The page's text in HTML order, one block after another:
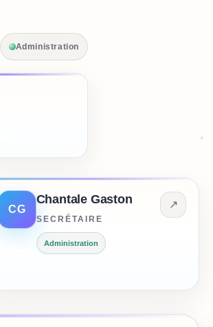
Administration
CG
Chantale Gaston
SECRÉTAIRE
Administration
↗